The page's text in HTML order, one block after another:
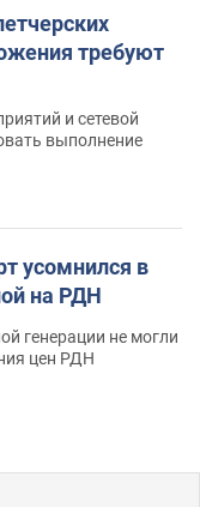
требуют
и сетевой
выполнение
усомнился в
на РДН
генерации не могли
цен РДН